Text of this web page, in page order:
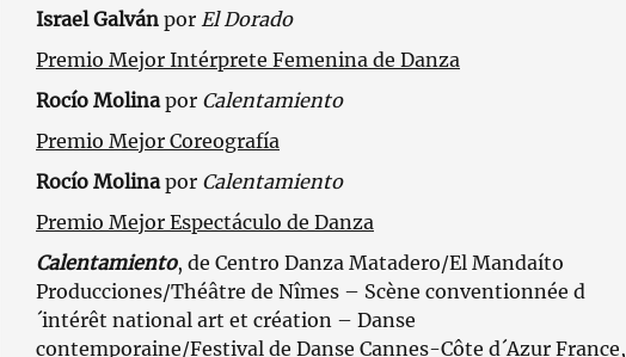
Israel Galván por El Dorado
Premio Mejor Intérprete Femenina de Danza
Rocío Molinapor Calentamiento
Premio Mejor Coreografía
Rocío Molinapor Calentamiento
Premio Mejor Espectáculo de Danza
Calentamiento, de Centro Danza Matadero/El Mandaíto
Producciones/Théâtre de Nîmes – Scène conventionnée d
´intérêt national art et création – Danse
contemporaine/Festival de Danse Cannes-Côte d´Azur France,